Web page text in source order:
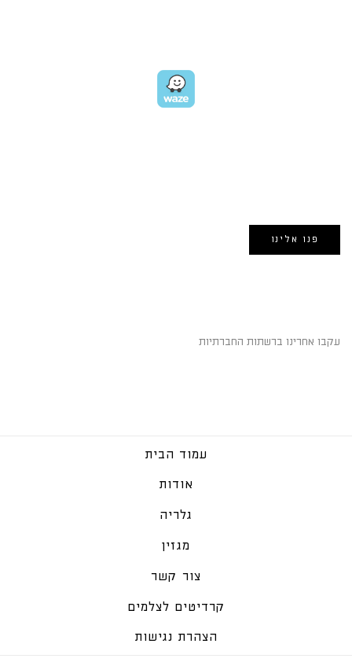
פנו אלינו
עקבו אחרינו ברשתות החברתיות
עמוד הבית
אודות
גלריה
מגזין
צור קשר
קרדיטים לצלמים
הצהרת נגישות